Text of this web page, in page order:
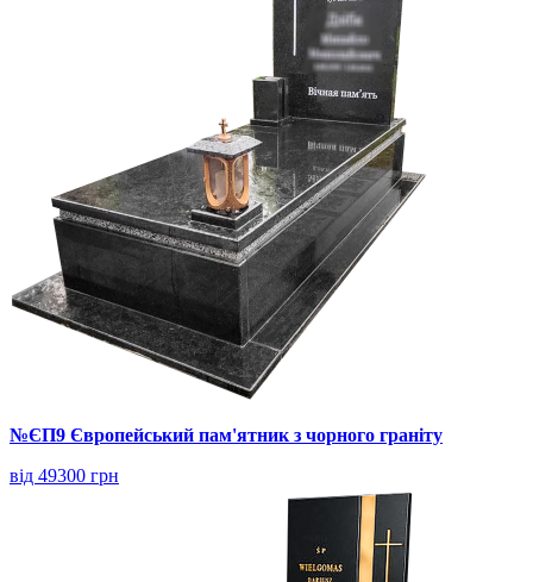
№ЄП9 Європейський пам'ятник з чорного граніту
від 49300 грн